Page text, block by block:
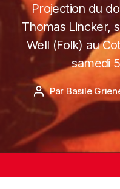
Projection du
Thomas Lincker,
Well (Folk) au
samedi
ParBasile